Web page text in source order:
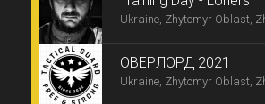
Ukraine, Zhytomyr Oblast,
ОВЕРЛОРД 2021
Ukraine, Zhytomyr Oblast,